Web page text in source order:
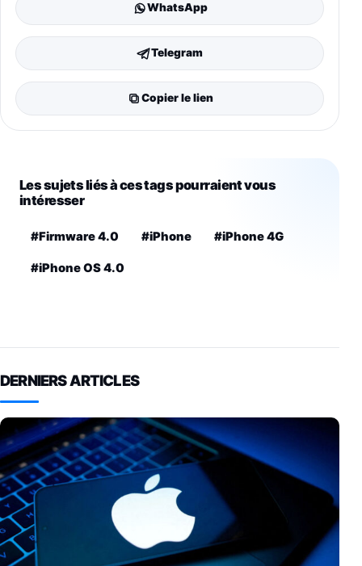
WhatsApp
Telegram
Copier le lien
Les sujets liés à ces tags pourraient vous
intéresser
#Firmware 4.0 #iPhone #iPhone 4G
#iPhone OS 4.0
DERNIERS ARTICLES